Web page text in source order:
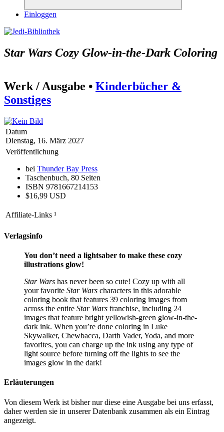
Suchen
Einloggen
Star Wars Cozy Glow-in-the-Dark Coloring
Werk / Ausgabe • Kinderbücher &
Sonstiges
Datum
Dienstag, 16. März 2027
Veröffentlichung
bei Thunder Bay Press
Taschenbuch, 80 Seiten
ISBN 9781667214153
$16,99 USD
Affiliate-Links ¹
Verlagsinfo
You don’t need a lightsaber to make these cozy
illustrations glow!
Star Wars has never been so cute! Cozy up with all
your favorite Star Wars characters in this adorable
coloring book that features 39 coloring images from
across the entire Star Wars franchise, including 24
images that feature bright yellowish-green glow-in-the-
dark ink. When you’re done coloring in Luke
Skywalker, Chewbacca, Darth Vader, Yoda, and more
favorites, you can charge up the ink using any type of
light source before turning off the lights to see the
images glow in the dark!
Erläuterungen
Von diesem Werk ist bisher nur diese eine Ausgabe bei uns erfasst,
daher werden sie in unserer Datenbank zusammen als ein Eintrag
angezeigt.